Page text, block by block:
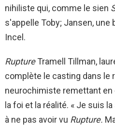
nihiliste qui, comme le sien
s'appelle Toby; Jansen, une
Incel.
RuptureTramell Tillman,
complète le casting dans le
neurochimiste remettant en
la foi et la réalité. « Je suis
à ne pas avoir vu Rupture.